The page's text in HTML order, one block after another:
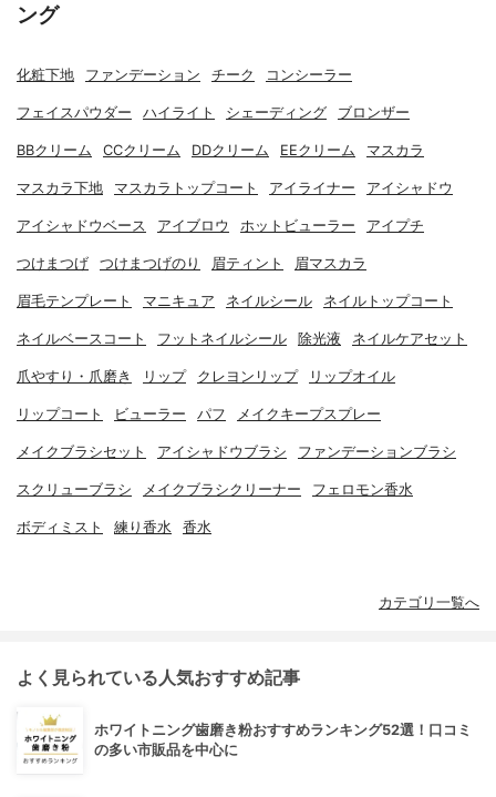
ング
化粧下地 ファンデーション チーク コンシーラー
フェイスパウダー ハイライト シェーディング ブロンザー
BBクリーム CCクリーム DDクリーム EEクリーム マスカラ
マスカラ下地 マスカラトップコート アイライナー アイシャドウ
アイシャドウベース アイブロウ ホットビューラー アイプチ
つけまつげ つけまつげのり 眉ティント 眉マスカラ
眉毛テンプレート マニキュア ネイルシール ネイルトップコート
ネイルベースコート フットネイルシール 除光液 ネイルケアセット
爪やすり・爪磨き リップ クレヨンリップ リップオイル
リップコート ビューラー パフ メイクキープスプレー
メイクブラシセット アイシャドウブラシ ファンデーションブラシ
スクリューブラシ メイクブラシクリーナー フェロモン香水
ボディミスト 練り香水 香水
カテゴリ一覧へ
よく見られている人気おすすめ記事
ホワイトニング歯磨き粉おすすめランキング52選！口コミ
の多い市販品を中心に